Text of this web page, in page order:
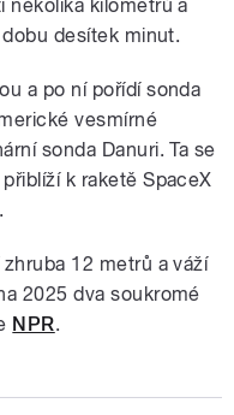
několika kilometrů a
desítek minut.
a po ní pořídí sonda
vesmírné
sonda Danuri. Ta se
k raketě SpaceX
12 metrů a váží
2025 dva soukromé
NPR.